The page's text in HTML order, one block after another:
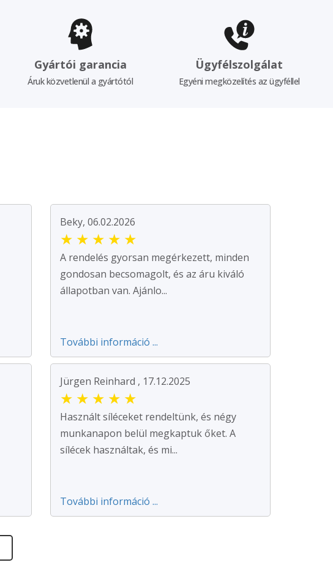
Gyártói garancia
Áruk közvetlenül a gyártótól
Ügyfélszolgálat
Egyéni megközelítés az ügyféllel
Beky, 06.02.2026
★ ★ ★ ★ ★
A rendelés gyorsan megérkezett, minden
gondosan becsomagolt, és az áru kiváló
állapotban van. Ajánlo...
További információ ...
Jürgen Reinhard , 17.12.2025
★ ★ ★ ★ ★
Használt síléceket rendeltünk, és négy
munkanapon belül megkaptuk őket. A
sílécek használtak, és mi...
További információ ...